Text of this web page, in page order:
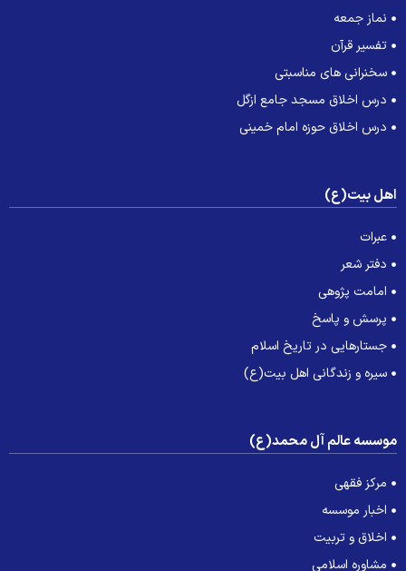
نماز جمعه
تفسیر قرآن
سخنرانی های مناسبتی
درس اخلاق مسجد جامع ازگل
درس اخلاق حوزه امام خمینی
بیت(ع)
عبرات
دفتر شعر
امامت پژوهی
پرسش و پاسخ
جستارهایی در تاریخ اسلام
سیره و زندگانی اهل بیت(ع)
عالم آل محمد(ع)
مرکز فقهی
اخبار موسسه
اخلاق و تربیت
مشاوره اسلامی